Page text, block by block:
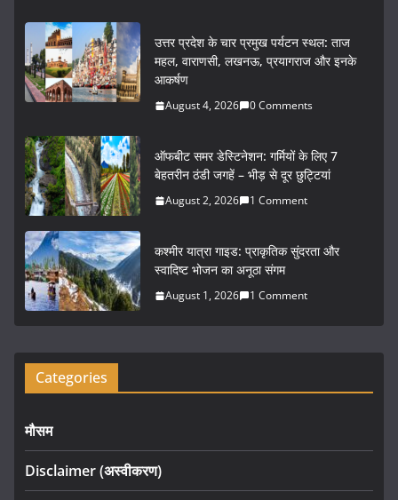
c
e
b
o
k
itt
er
ai
l
ar
e
उत्तर प्रदेश के चार प्रमुख पर्यटन स्थल: ताज
महल, वाराणसी, लखनऊ, प्रयागराज और इनके
आकर्षण
August 4, 2026 0 Comments
ऑफबीट समर डेस्टिनेशन: गर्मियों के लिए 7
बेहतरीन ठंडी जगहें – भीड़ से दूर छुट्टियां
August 2, 2026 1 Comment
कश्मीर यात्रा गाइड: प्राकृतिक सुंदरता और
स्वादिष्ट भोजन का अनूठा संगम
August 1, 2026 1 Comment
Categories
मौसम
Disclaimer (अस्वीकरण)